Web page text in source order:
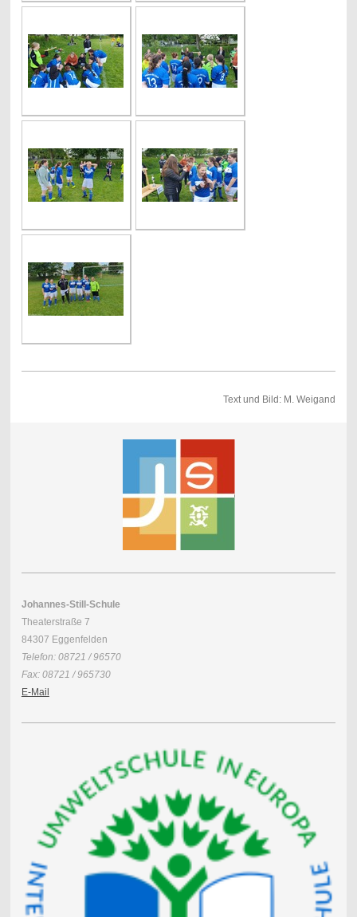
Text und Bild: M. Weigand
Johannes-Still-Schule
Theaterstraße 7
84307 Eggenfelden
Telefon: 08721 / 96570
Fax: 08721 / 965730
E-Mail